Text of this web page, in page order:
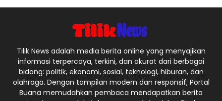
Tilik News adalah media berita online yang menyajikan
informasi terpercaya, terkini, dan akurat dari berbagai
bidang: politik, ekonomi, sosial, teknologi, hiburan, dan
olahraga. Dengan tampilan modern dan responsif, Portal
Buana memudahkan pembaca mendapatkan berita